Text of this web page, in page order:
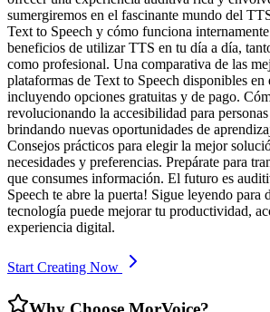
sumergiremos en el fascinante mundo del
Text to Speech y cómo funciona
beneficios de utilizar TTS en tu día a día,
como profesional. Una comparativa de las
plataformas de Text to Speech disponibles en
incluyendo opciones gratuitas y de pago.
revolucionando la accesibilidad para
brindando nuevas oportunidades de
Consejos prácticos para elegir la mejor
necesidades y preferencias. Prepárate para
que consumes información. El futuro es
Speech te abre la puerta! Sigue leyendo para
tecnología puede mejorar tu productividad,
experiencia digital.
Start Creating Now